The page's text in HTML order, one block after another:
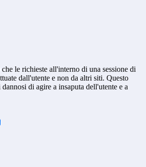
le richieste all'interno di una sessione di
dall'utente e non da altri siti. Questo
di agire a insaputa dell'utente e a